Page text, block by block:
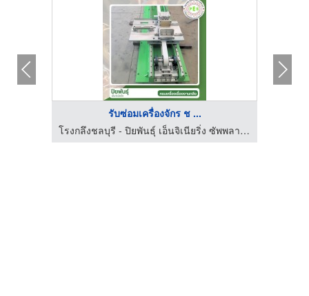
รับซ่อมเครื่องจักร ช ...
โรงกลึงชลบุรี - ปิยพันธุ์ เอ็นจิเนียริ่ง ซัพพลาย เซอร์วิส